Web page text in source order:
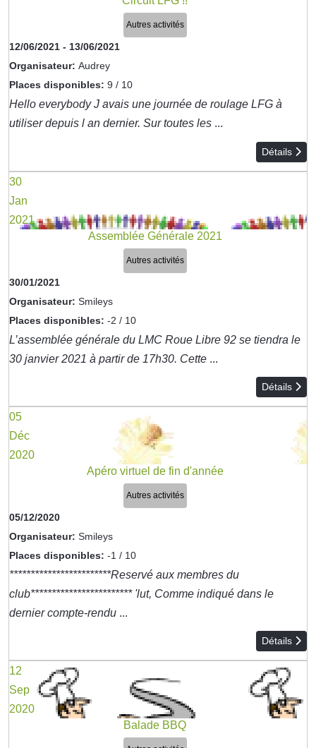
Autres activités
12/06/2021 - 13/06/2021
Organisateur: Audrey
Places disponibles: 9 / 10
Hello everybody J avais une journée de roulage LFG à
utiliser depuis l an dernier. Sur toutes les ...
Détails
30
Jan
2021
Assemblée Générale 2021
Autres activités
30/01/2021
Organisateur: Smileys
Places disponibles: -2 / 10
L’assemblée générale du LMC Roue Libre 92 se tiendra le
30 janvier 2021 à partir de 17h30. Cette ...
Détails
05
Déc
2020
Apéro virtuel de fin d'année
Autres activités
05/12/2020
Organisateur: Smileys
Places disponibles: -1 / 10
************************Reservé aux membres du
club************************ 'lut, Comme indiqué dans le
dernier compte-rendu ...
Détails
12
Sep
2020
Balade BBQ